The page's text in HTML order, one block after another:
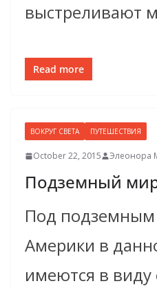
выстреливают
Read more
ВОКРУГ СВЕТА ПУТЕШЕСТВИЯ
October 22, 2015 Элеонора
Подземный
Под
Америки в
имеются в виду